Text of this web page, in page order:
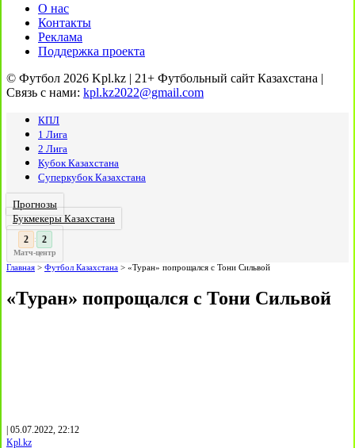
О нас
Контакты
Реклама
Поддержка проекта
© Футбол 2026 Kpl.kz | 21+ Футбольный сайт Казахстана |
Связь с нами: kpl.kz2022@gmail.com
КПЛ
1 Лига
2 Лига
Кубок Казахстана
Суперкубок Казахстана
Прогнозы
Букмекеры Казахстана
3
:
Матч-центр
Главная > Футбол Казахстана > «Туран» попрощался с Тони Сильвой
«Туран» попрощался с Тони Сильвой
| 05.07.2022, 22:12
Kpl.kz